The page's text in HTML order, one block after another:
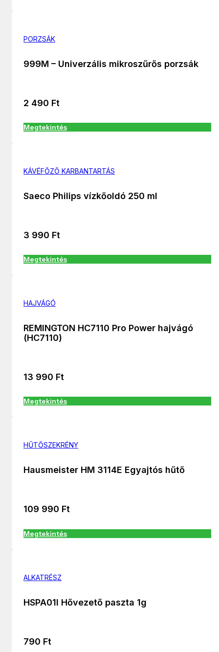
PORZSÁK
999M – Univerzális mikroszűrős porzsák
2 490 Ft
Megtekintés
KÁVÉFŐZŐ KARBANTARTÁS
Saeco Philips vízkőoldó 250 ml
3 990 Ft
Megtekintés
HAJVÁGÓ
REMINGTON HC7110 Pro Power hajvágó
(HC7110)
13 990 Ft
Megtekintés
HŰTŐSZEKRÉNY
Hausmeister HM 3114E Egyajtós hűtő
109 990 Ft
Megtekintés
ALKATRÉSZ
HSPA01I Hővezető paszta 1g
790 Ft